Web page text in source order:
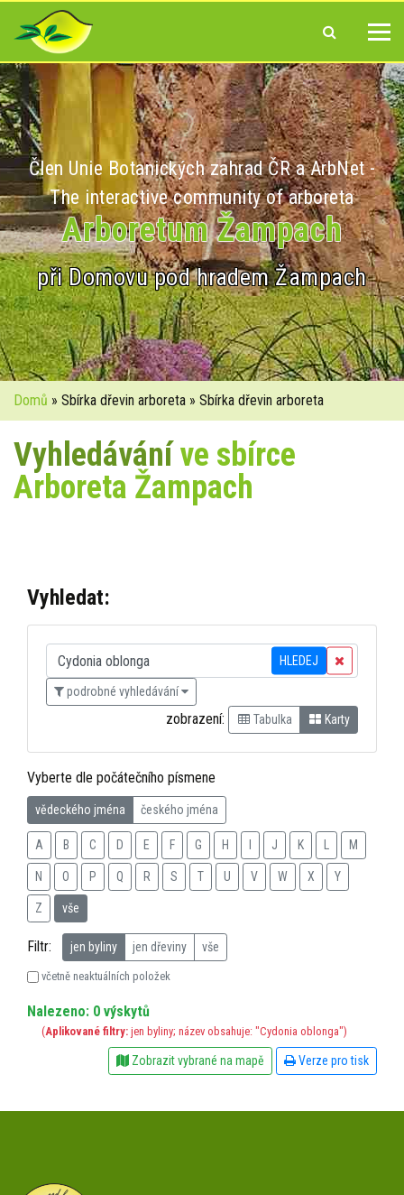
Člen Unie Botanických zahrad ČR a ArbNet -
The interactive community of arboreta
Arboretum Žampach
při Domovu pod hradem Žampach
Domů » Sbírka dřevin arboreta » Sbírka dřevin arboreta
Vyhledáváníve sbírce
Arboreta Žampach
Vyhledat:
HLEDEJ
podrobné vyhledávání
zobrazení: Tabulka Karty
Vyberte dle počátečního písmene
vědeckého jména českého jména
A B C D E F G H J K M
N O P Q R S T U V W X Y
Z vše
Filtr: jen byliny jen dřeviny vše
včetně neaktuálních položek
Nalezeno: 0 výskytů
(Aplikované filtry: jen byliny; název obsahuje: "Cydonia oblonga")
Zobrazit vybrané na mapě Verze pro tisk